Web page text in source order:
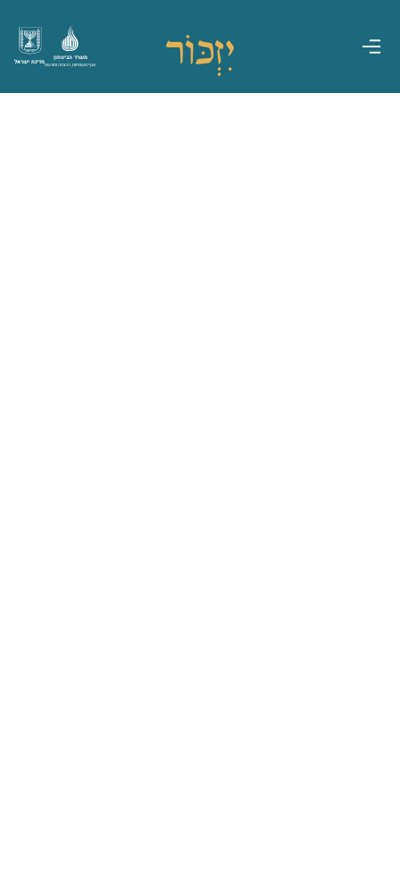
מדינת ישראל
משרד הביטחון
אגף משפחות, הנצחה ומורשת